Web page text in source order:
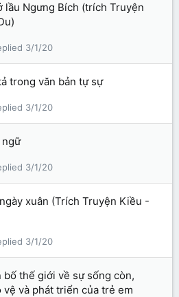
lầu Ngưng Bích (trích Truyện
3/1/20
trong văn bản tự sự
3/1/20
ngữ
3/1/20
xuân (Trích Truyện Kiều -
3/1/20
bố thế giới về sự sống còn,
vệ và phát triển của trẻ em